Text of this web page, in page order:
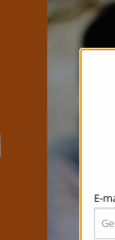
E-